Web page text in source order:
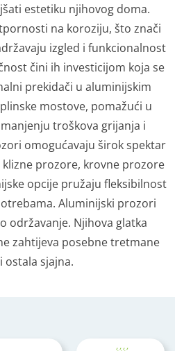
estetiku njihovog doma.
na koroziju, što znači
izgled i funkcionalnost
čini ih investicijom koja se
prekidači u aluminijskim
mostove, pomažući u
troškova grijanja i
omogućavaju širok spektar
prozore, krovne prozore
opcije pružaju fleksibilnost
Aluminijski prozori
održavanje. Njihova glatka
zahtijeva posebne tretmane
ostala sjajna.